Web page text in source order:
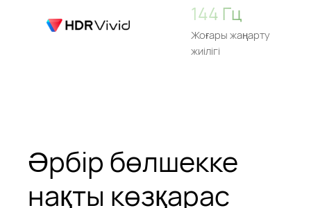
144 Гц
Жоғары жаңарту
жиілігі
Әрбір бөлшекке
нақты көзқарас